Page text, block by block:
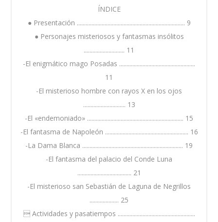
ÍNDICE
● Presentación .......................................................................... 9
● Personajes misteriosos y fantasmas insólitos
............................ 11
-El enigmático mago Posadas ....................................................
11
-El misterioso hombre con rayos X en los ojos
............................. 13
-El «endemoniado» .................................................................. 15
-El fantasma de Napoleón ......................................................... 16
-La Dama Blanca ..................................................................... 19
-El fantasma del palacio del Conde Luna
..................................... 21
-El misterioso san Sebastián de Laguna de Negrillos
.................... 25
 Actividades y pasatiempos .....................................................